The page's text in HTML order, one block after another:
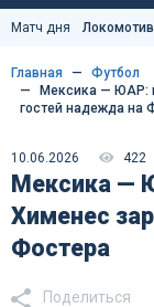
Тренды
Как тут
Матч дня
Главная
Футбол
Мексика — ЮАР:
гостей надежда на
10.06.2026 422
Мексика —
Хименес
Фостера
Поделиться